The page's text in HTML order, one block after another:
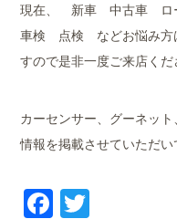
現在、 新車 中古車 ロ
車検 点検 などお悩み方
すので是非一度ご来店くだ
カーセンサー、グーネッ
情報を掲載させていただい
Facebook